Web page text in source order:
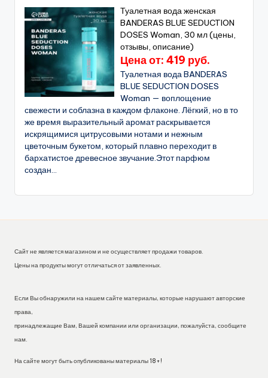
Туалетная вода женская
BANDERAS BLUE SEDUCTION
DOSES Woman, 30 мл (цены,
отзывы, описание)
Цена от: 419 руб.
Туалетная вода BANDERAS
BLUE SEDUCTION DOSES
Woman — воплощение
свежести и соблазна в каждом флаконе. Лёгкий, но в то
же время выразительный аромат раскрывается
искрящимися цитрусовыми нотами и нежным
цветочным букетом, который плавно переходит в
бархатистое древесное звучание.Этот парфюм
создан...
Сайт не является магазином и не осуществляет продажи товаров.
Цены на продукты могут отличаться от заявленных.
Если Вы обнаружили на нашем сайте материалы, которые нарушают авторские
права,
принадлежащие Вам, Вашей компании или организации, пожалуйста, сообщите
нам.
На сайте могут быть опубликованы материалы 18+!